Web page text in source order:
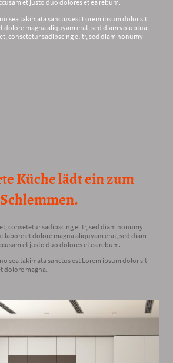
et justo duo dolores et ea rebum.
sea takimata sanctus est Lorem ipsum dolor sit
dolore magna aliquyam erat, sed diam voluptua.
consetetur sadipscing elitr, sed diam nonumy
Küche lädt ein zum
consetetur sadipscing elitr, sed diam nonumy
et dolore magna aliquyam erat, sed diam
et justo duo dolores et ea rebum.
sea takimata sanctus est Lorem ipsum dolor sit
dolore magna.